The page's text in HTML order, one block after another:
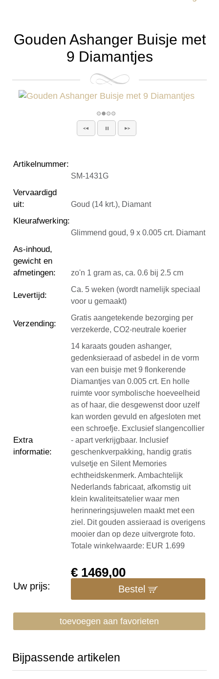
Gouden Ashanger Buisje met
9 Diamantjes
Artikelnummer:
SM-1431G
Vervaardigd
uit: Goud (14 krt.), Diamant
Kleurafwerking:
Glimmend goud, 9 x 0.005 crt. Diamant
As-inhoud,
gewicht en
afmetingen: zo'n 1 gram as, ca. 0.6 bij 2.5 cm
Levertijd:
Ca. 5 weken (wordt namelijk speciaal
voor u gemaakt)
Verzending:
Gratis aangetekende bezorging per
verzekerde, CO2-neutrale koerier
Extra
informatie:
14 karaats gouden ashanger,
gedenksieraad of asbedel in de vorm
van een buisje met 9 flonkerende
Diamantjes van 0.005 crt. En holle
ruimte voor symbolische hoeveelheid
as of haar, die desgewenst door uzelf
kan worden gevuld en afgesloten met
een schroefje. Exclusief slangencollier
- apart verkrijgbaar. Inclusief
geschenkverpakking, handig gratis
vulsetje en Silent Memories
echtheidskenmerk. Ambachtelijk
Nederlands fabricaat, afkomstig uit
klein kwaliteitsatelier waar men
herinneringsjuwelen maakt met een
ziel. Dit gouden assieraad is overigens
mooier dan op deze uitvergrote foto.
Totale winkelwaarde: EUR 1.699
Uw prijs:
€ 1469,00
Bestel
toevoegen aan favorieten
Bijpassende artikelen